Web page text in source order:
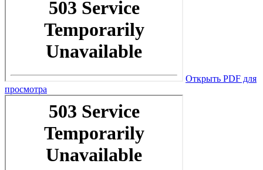
Открыть PDF для
просмотра